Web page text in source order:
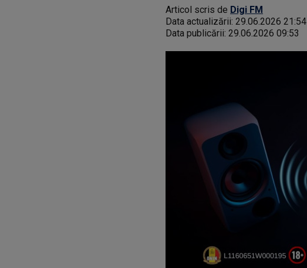
Articol scris de Digi FM
Data actualizării: 29.06.2026 21:54
Data publicării: 29.06.2026 09:53